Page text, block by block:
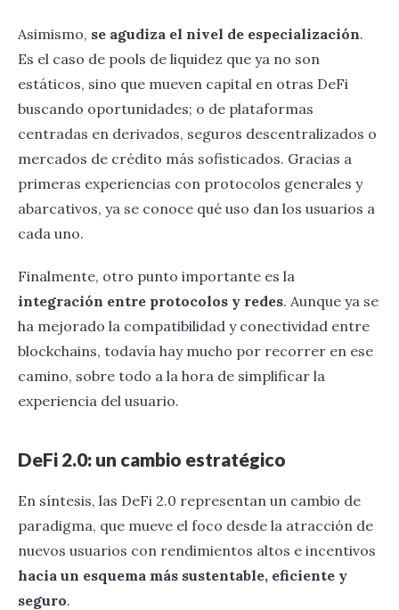
Asimismo, se agudiza el nivel de especialización.
Es el caso de pools de liquidez que ya no son
estáticos, sino que mueven capital en otras DeFi
buscando oportunidades; o de plataformas
centradas en derivados, seguros descentralizados o
mercados de crédito más sofisticados. Gracias a
primeras experiencias con protocolos generales y
abarcativos, ya se conoce qué uso dan los usuarios a
cada uno.
Finalmente, otro punto importante es la
integración entre protocolos y redes. Aunque ya se
ha mejorado la compatibilidad y conectividad entre
blockchains, todavía hay mucho por recorrer en ese
camino, sobre todo a la hora de simplificar la
experiencia del usuario.
DeFi 2.0: un cambio estratégico
En síntesis, las DeFi 2.0 representan un cambio de
paradigma, que mueve el foco desde la atracción de
nuevos usuarios con rendimientos altos e incentivos
hacia un esquema más sustentable, eficiente y
seguro.